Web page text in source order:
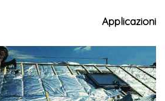
tecnica, l’azienda Posaclima
di test per la ricerca delle
finestra.
Applicazioni